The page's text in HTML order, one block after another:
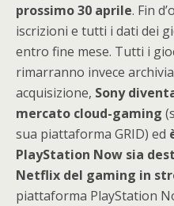
prossimo 30 aprile. Fin
iscrizioni e tutti i dati dei
entro fine mese. Tutti i
rimarranno invece
acquisizione, Sony
mercato cloud-gaming
sua piattaforma GRID) ed
PlayStation Now sia
Netflix del gaming in
piattaforma PlayStation